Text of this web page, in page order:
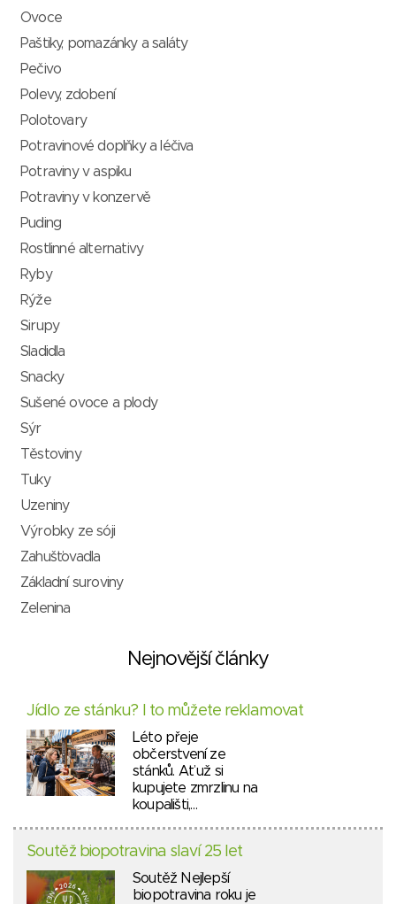
Ovoce
Paštiky, pomazánky a saláty
Pečivo
Polevy, zdobení
Polotovary
Potravinové doplňky a léčiva
Potraviny v aspiku
Potraviny v konzervě
Puding
Rostlinné alternativy
Ryby
Rýže
Sirupy
Sladidla
Snacky
Sušené ovoce a plody
Sýr
Těstoviny
Tuky
Uzeniny
Výrobky ze sóji
Zahušťovadla
Základní suroviny
Zelenina
Nejnovější články
Jídlo ze stánku? I to můžete reklamovat
Léto přeje
občerstvení ze
stánků. Ať už si
kupujete zmrzlinu na
koupališti,…
Soutěž biopotravina slaví 25 let
Soutěž Nejlepší
biopotravina roku je